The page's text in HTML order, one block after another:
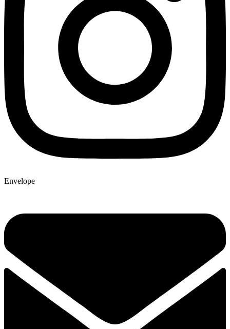
Envelope